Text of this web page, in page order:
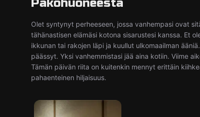
Pakohuoneesta
Olet syntynyt perheeseen, jossa vanhempasi ovat
tähänastisen elämäsi kotona sisarustesi kanssa. Et
ikkunan tai rakojen läpi ja kuullut ulkomaailman
päässyt. Yksi vanhemmistasi jää aina kotiin. Viime
Tämän päivän riita on kuitenkin mennyt erittäin
pahaenteinen hiljaisuus.